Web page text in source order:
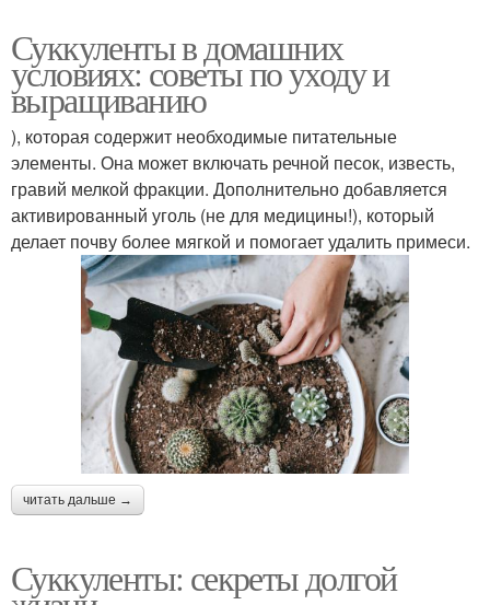
Суккуленты в домашних
условиях: советы по уходу и
выращиванию
), которая содержит необходимые питательные
элементы. Она может включать речной песок, известь,
гравий мелкой фракции. Дополнительно добавляется
активированный уголь (не для медицины!), который
делает почву более мягкой и помогает удалить примеси.
читать дальше →
Суккуленты: секреты долгой